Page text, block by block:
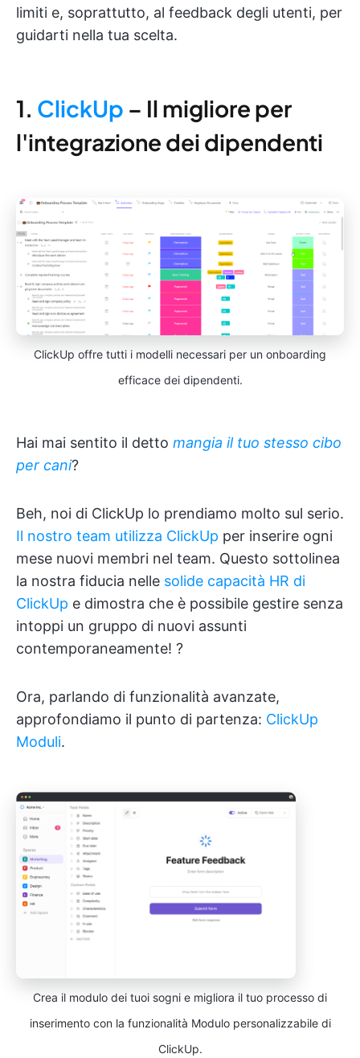
limiti e, soprattutto, al feedback degli utenti, per
guidarti nella tua scelta.
1. ClickUp – Il migliore per
l'integrazione dei dipendenti
ClickUp offre tutti i modelli necessari per un onboarding
efficace dei dipendenti.
Hai mai sentito il detto mangia il tuo stesso cibo
per cani?
Beh, noi di ClickUp lo prendiamo molto sul serio.
Il nostro team utilizza ClickUp per inserire ogni
mese nuovi membri nel team. Questo sottolinea
la nostra fiducia nelle solide capacità HR di
ClickUp e dimostra che è possibile gestire senza
intoppi un gruppo di nuovi assunti
contemporaneamente! ?
Ora, parlando di funzionalità avanzate,
approfondiamo il punto di partenza: ClickUp
Moduli.
Crea il modulo dei tuoi sogni e migliora il tuo processo di
inserimento con la funzionalità Modulo personalizzabile di
ClickUp.